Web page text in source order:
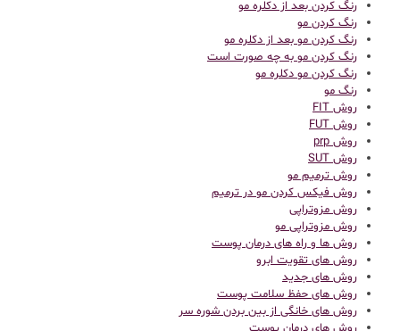
رنگ کردن بعد از دکلره مو
رنگ کردن مو
رنگ کردن مو بعد از دکلره مو
رنگ کردن مو به چه صورت است
رنگ کردن مو دکلره مو
رنگ مو
روش FIT
روش FUT
روش prp
روش SUT
روش ترمیم مو
روش فیکس کردن مو در ترمیم
روش مزوتراپی
روش مزوتراپی مو
روش ها و راه های درمان پوست
روش های تقویت ابرو
روش های جدید
روش های حفظ سلامت پوست
روش های خانگی از بین بردن شوره سر